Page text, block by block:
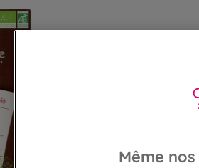
Même